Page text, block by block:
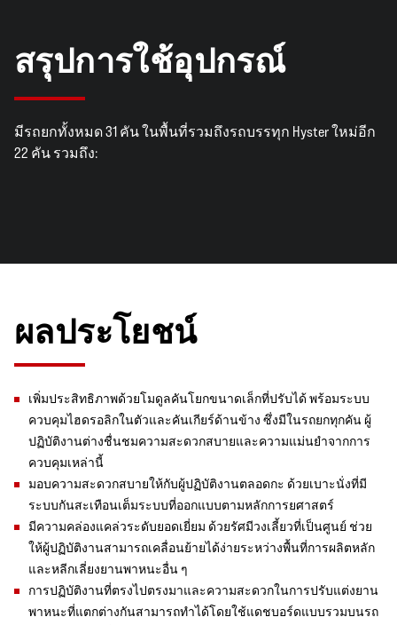
สรุปการใช้อุปกรณ์
มีรถยกทั้งหมด 31 คัน ในพื้นที่รวมถึงรถบรรทุก Hyster ใหม่อีก
22 คัน รวมถึง:
ผลประโยชน์
เพิ่มประสิทธิภาพด้วยโมดูลคันโยกขนาดเล็กที่ปรับได้ พร้อมระบบ
ควบคุมไฮดรอลิกในตัวและคันเกียร์ด้านข้าง ซึ่งมีในรถยกทุกคัน ผู้
ปฏิบัติงานต่างชื่นชมความสะดวกสบายและความแม่นยำจากการ
ควบคุมเหล่านี้
มอบความสะดวกสบายให้กับผู้ปฏิบัติงานตลอดกะ ด้วยเบาะนั่งที่มี
ระบบกันสะเทือนเต็มระบบที่ออกแบบตามหลักการยศาสตร์
มีความคล่องแคล่วระดับยอดเยี่ยม ด้วยรัศมีวงเลี้ยวที่เป็นศูนย์ ช่วย
ให้ผู้ปฏิบัติงานสามารถเคลื่อนย้ายได้ง่ายระหว่างพื้นที่การผลิตหลัก
และหลีกเลี่ยงยานพาหนะอื่น ๆ
การปฏิบัติงานที่ตรงไปตรงมาและความสะดวกในการปรับแต่งยาน
พาหนะที่แตกต่างกันสามารถทำได้โดยใช้แดชบอร์ดแบบรวมบนรถ